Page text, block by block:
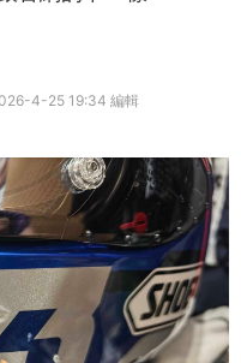
4-25 19:34 編輯